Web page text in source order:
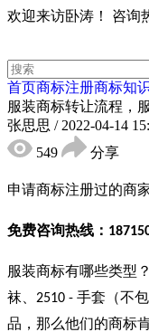
欢迎来访卧涛！ 咨询
首页商标注册商标知
服装商标转让流程，
张思思 / 2022-04-14
549
分享
申请商标注册过的商
免费咨询热线：
服装商标有哪些类型？
袜、 2510 - 手套（不
品，那么他们的商标